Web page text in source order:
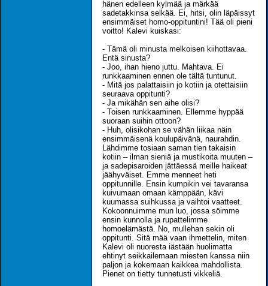
hänen edelleen kylmää ja märkää
sadetakkinsa selkää. Ei, hitsi, olin läpäissyt
ensimmäiset homo-oppituntini! Tää oli pieni
voitto! Kalevi kuiskasi:
- Tämä oli minusta melkoisen kiihottavaa.
Entä sinusta?
- Joo, ihan hieno juttu. Mahtava. Ei
runkkaaminen ennen ole tältä tuntunut.
- Mitä jos palattaisiin jo kotiin ja otettaisiin
seuraava oppitunti?
- Ja mikähän sen aihe olisi?
- Toisen runkkaaminen. Ellemme hyppää
suoraan suihin ottoon?
- Huh, olisikohan se vähän liikaa näin
ensimmäisenä koulupäivänä, naurahdin.
Lähdimme tosiaan saman tien takaisin
kotiin – ilman sieniä ja mustikoita muuten –
ja sadepisaroiden jättäessä meille haikeat
jäähyväiset. Emme menneet heti
oppitunnille. Ensin kumpikin vei tavaransa
kuivumaan omaan kämppään, kävi
kuumassa suihkussa ja vaihtoi vaatteet.
Kokoonnuimme mun luo, jossa söimme
ensin kunnolla ja rupattelimme
homoelämästä. No, mullehan sekin oli
oppitunti. Sitä mää vaan ihmettelin, miten
Kalevi oli nuoresta iästään huolimatta
ehtinyt seikkailemaan miesten kanssa niin
paljon ja kokemaan kaikkea mahdollista.
Pienet on tietty tunnetusti vikkeliä.